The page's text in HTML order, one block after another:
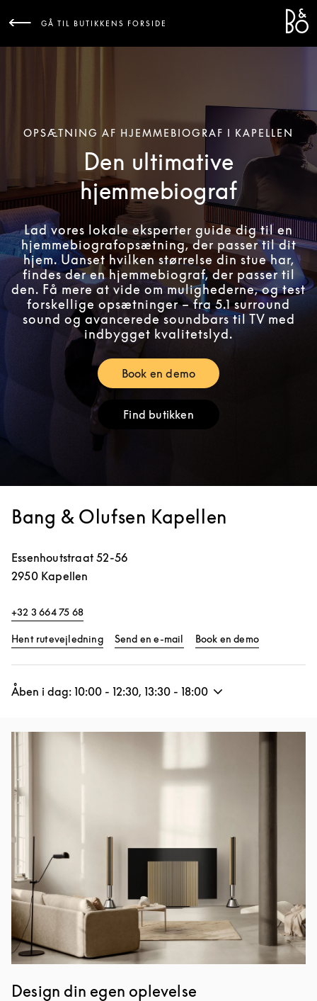
GÅ TIL BUTIKKENS FORSIDE
OPSÆTNING AF HJEMMEBIOGRAF I KAPELLEN
Den ultimative
hjemmebiograf
Lad vores lokale eksperter guide dig til en
hjemmebiografopsætning, der passer til dit
hjem. Uanset hvilken størrelse din stue har,
findes der en hjemmebiograf, der passer til
den. Få mere at vide om mulighederne, og test
forskellige opsætninger – fra 5.1 surround
sound og avancerede soundbars til TV med
indbygget kvalitetslyd.
Book en demoLink Opens in New Tab
Find butikkenLink Opens in New Tab
Bang & Olufsen Kapellen
Essenhoutstraat 52-56
2950 Kapellen
+32 3 664 75 68
Hent rutevejledningLink Opens in New Tab
Send en e-mail Book en demo
Åben i dag: 10:00 - 12:30, 13:30 - 18:00
Design din egen oplevelse